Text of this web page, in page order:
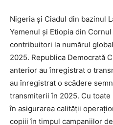
Nigeria și Ciadul din bazinul
Yemenul și Etiopia din
contribuitori la numărul
2025. Republica Democrată
anterior au înregistrat o
au înregistrat o scădere
transmiterii în 2025. Cu
în asigurarea calității
copiii în timpul campaniilor